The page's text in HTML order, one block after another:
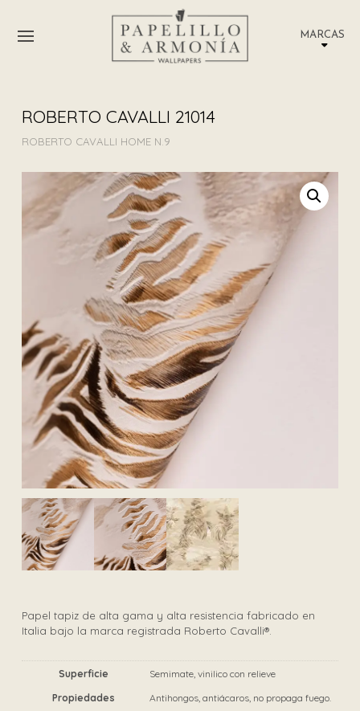
MARCAS
ROBERTO CAVALLI 21014
ROBERTO CAVALLI HOME N.9
Papel tapiz de alta gama y alta resistencia fabricado en
Italia bajo la marca registrada Roberto Cavalli®.
Superficie
Semimate, vinilico con relieve
Propiedades
Antihongos, antiácaros, no propaga fuego.